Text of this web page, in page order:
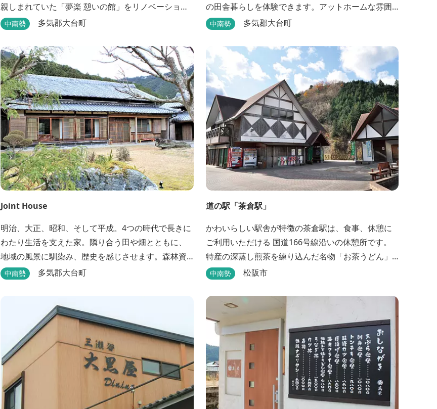
親しまれていた「夢楽 憩いの館」をリノベーション
し、焚き火やBBQ、ペットとの滞在を楽しめる“キャ
間】 チェックイン 15：00（早めのチェックインご
希望は予約時に要相談） チェックアウト 9：00
【定休日】 不定休 【料金...
中南勢 多気郡大台町
の田舎暮らしを体験できます。アットホームな雰囲
気が大好評。 ビオトープや、五右衛門風呂も楽しめ
っ暗。都会には無い闇の中を飛び交うヒメホタル・
ヘイケボタルを観賞したり、星空を眺めたり・・・
初夏の早朝には「アカショウビン」の美しい声を聞
く事ができた...
中南勢 多気郡大台町
Joint House
明治、大正、昭和、そして平成。4つの時代で長きに
わたり生活を支えた家。隣り合う田や畑とともに、
地域の風景に馴染み、歴史を感じさせます。森林資
源を中心としたこの土地ならではの多様な自然環境
展を図るNPO法人Joint Plusが運営する民泊です。
NPO法人Joint Plusは、大台町ならではの...
中南勢 多気郡大台町
道の駅「茶倉駅」
かわいらしい駅舎が特徴の茶倉駅は、食事、休憩に
ご利用いただける 国道166号線沿いの休憩所です。
特産の深蒸し煎茶を練り込んだ名物「お茶うどん」
や地域の特産品（お茶、しいたけ等）を販売。 吊り
すぐ。 【イチオシ名物】 ・味噌カツ丼…地元産の甘
味噌を使ったボリュームたっぷりの丼ぶり。 松阪の
観光情報は、松阪観光インフォメ...
中南勢 松阪市